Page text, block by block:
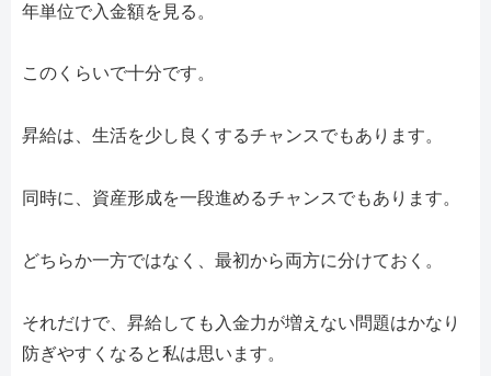
年単位で入金額を見る。
このくらいで十分です。
昇給は、生活を少し良くするチャンスでもあります。
同時に、資産形成を一段進めるチャンスでもあります。
どちらか一方ではなく、最初から両方に分けておく。
それだけで、昇給しても入金力が増えない問題はかなり
防ぎやすくなると私は思います。